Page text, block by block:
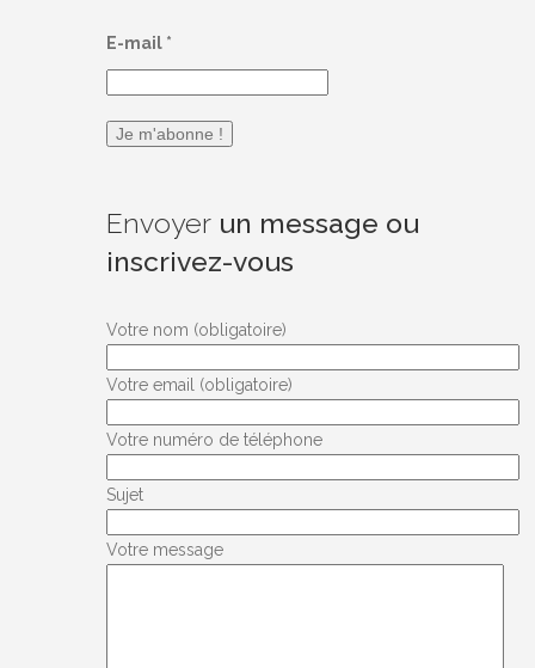
E-mail *
Envoyer un message ou
inscrivez-vous
Votre nom (obligatoire)
Votre email (obligatoire)
Votre numéro de téléphone
Sujet
Votre message